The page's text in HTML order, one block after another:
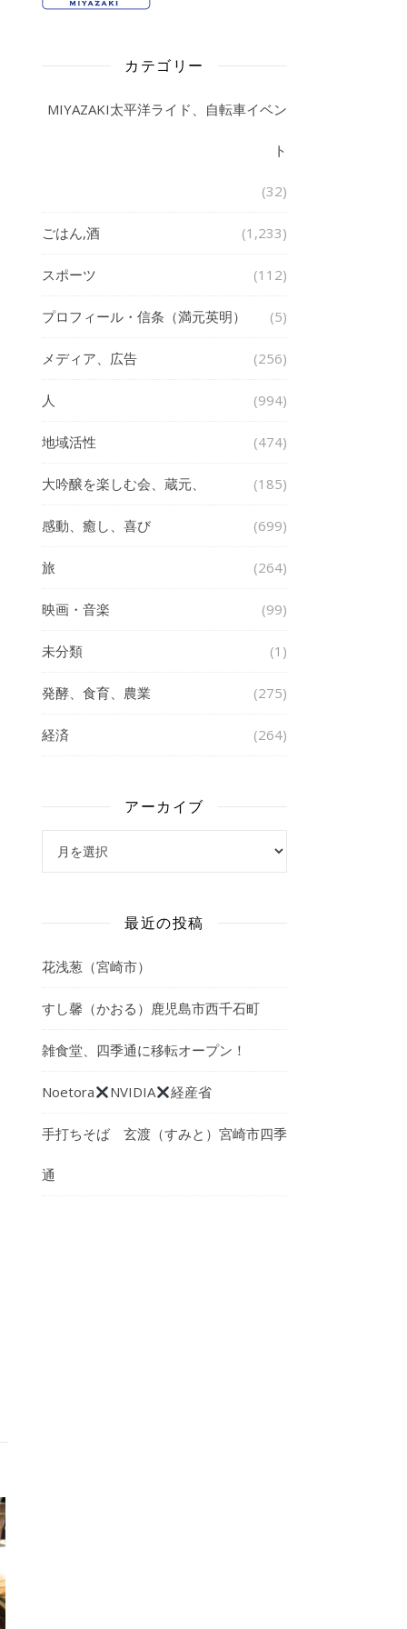
カテゴリー
MIYAZAKI太平洋ライド、自転車イベン
ト
(32)
ごはん,酒 (1,233)
スポーツ (112)
プロフィール・信条（満元英明） (5)
メディア、広告 (256)
人 (994)
地域活性 (474)
大吟醸を楽しむ会、蔵元、 (185)
感動、癒し、喜び (699)
旅 (264)
映画・音楽 (99)
未分類 (1)
発酵、食育、農業 (275)
経済 (264)
アーカイブ
最近の投稿
花浅葱（宮崎市）
すし馨（かおる）鹿児島市西千石町
雑食堂、四季通に移転オープン！
Noetora NVIDIA 経産省
手打ちそば 玄渡（すみと）宮崎市四季
通